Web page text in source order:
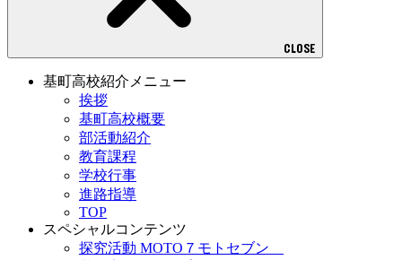
CLOSE
基町高校紹介メニュー
挨拶
基町高校概要
部活動紹介
教育課程
学校行事
進路指導
TOP
スペシャルコンテンツ
探究活動 MOTO７モトセブン